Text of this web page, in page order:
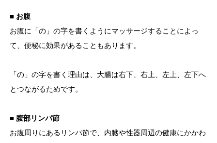
■ お腹
お腹に「の」の字を書くようにマッサージすることによっ
て、便秘に効果があることもあります。
「の」の字を書く理由は、大腸は右下、右上、左上、左下へ
とつながるためです。
■ 腹部リンパ節
お腹周りにあるリンパ節で、内臓や性器周辺の健康にかかわ